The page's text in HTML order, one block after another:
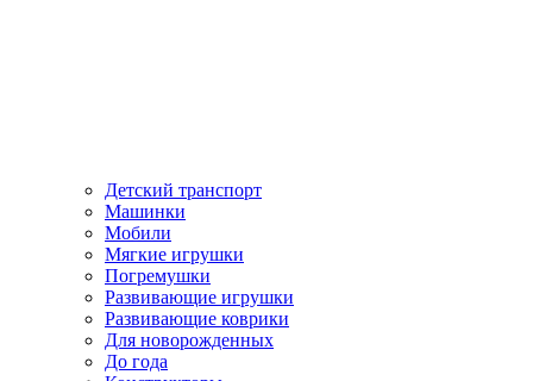
Детский транспорт
Машинки
Мобили
Мягкие игрушки
Погремушки
Развивающие игрушки
Развивающие коврики
Для новорожденных
До года